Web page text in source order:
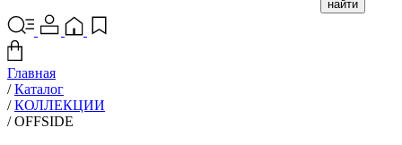
найти
Главная
/ Каталог
/ КОЛЛЕКЦИИ
/ OFFSIDE